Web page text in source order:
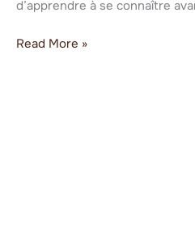
d’apprendre à se connaître
Read More »